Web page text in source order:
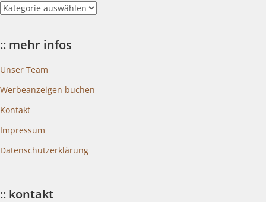
::
blogkategorien
:: mehr infos
Unser Team
Werbeanzeigen buchen
Kontakt
Impressum
Datenschutzerklärung
:: kontakt